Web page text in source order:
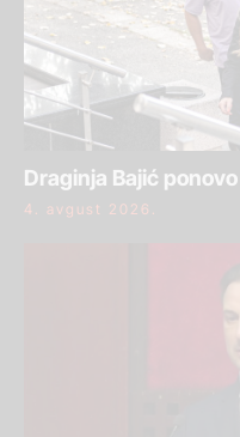
Draginja Bajić
4. avgust 2026.